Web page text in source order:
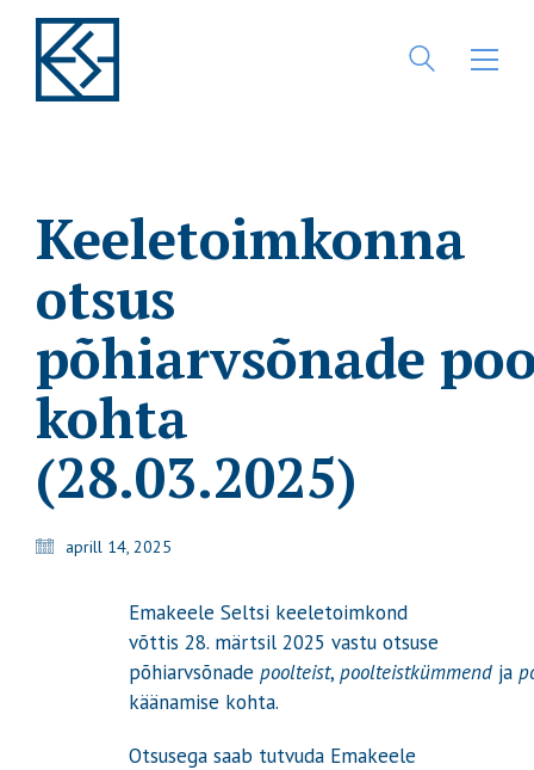
Keeletoimkonna
otsus
põhiarvsõnade
kohta
(28.03.2025)
aprill 14, 2025
Emakeele Seltsi keeletoimkond
võttis 28. märtsil 2025 vastu otsuse
põhiarvsõnade poolteist, poolteistkümmendja
käänamise kohta.
Otsusega saab tutvuda Emakeele